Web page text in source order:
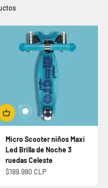
Micro Scooter niños Maxi
Led Brilla de Noche 3
ruedas Celeste
Precio de oferta
$189.990 CLP